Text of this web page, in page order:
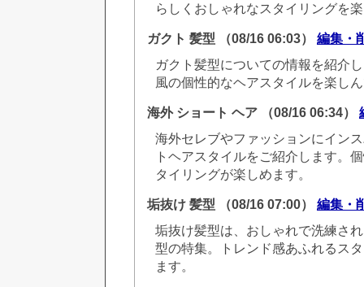
らしくおしゃれなスタイリングを
ガクト 髪型 （08/16 06:03） 編集・
ガクト髪型についての情報を紹介
風の個性的なヘアスタイルを楽し
海外 ショート ヘア （08/16 06:34）
海外セレブやファッションにイン
トヘアスタイルをご紹介します。
タイリングが楽しめます。
垢抜け 髪型 （08/16 07:00） 編集・
垢抜け髪型は、おしゃれで洗練さ
型の特集。トレンド感あふれるス
ます。